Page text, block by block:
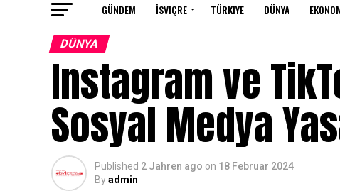
GÜNDEM İSVIÇRE TÜRKIYE DÜNYA
DÜNYA
Instagram ve
Sosyal Medya
Published 2 Jahren ago on 18 Februar 2024
Byadmin